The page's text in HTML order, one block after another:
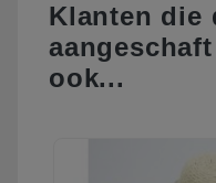
Klanten die
ook...